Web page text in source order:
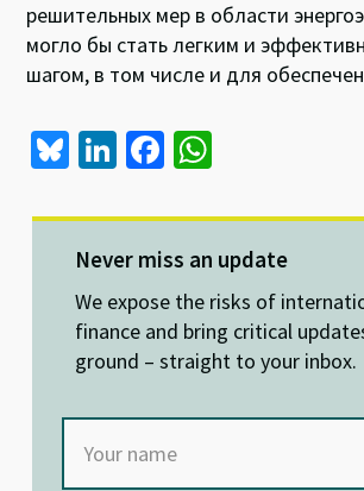
решительных мер в области
могло бы стать легким и
шагом, в том числе и для
Bl
es
ky
Li
ke
dI
n
Fa
b
o
o
k
at
sA
p
p
Never miss an update
We expose the risks of
finance and bring critical
ground – straight to your inbox.